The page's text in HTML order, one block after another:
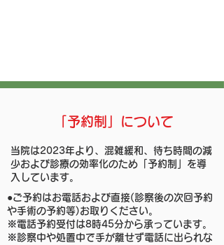
「予約制」について
当院は2023年より、混雑緩和、待ち時間の減
少および診療の効率化のため「予約制」を導
入しています。
●ご予約はお電話および直接(診察後の次回予約
や手術の予約等)お取りください。
※電話予約受付は8時45分から承っています。
※診察中や処置中で手が離せず電話に出られな